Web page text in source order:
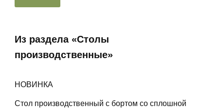
Из раздела «Столы
производственные»
НОВИНКА
Стол производственный с бортом со сплошной